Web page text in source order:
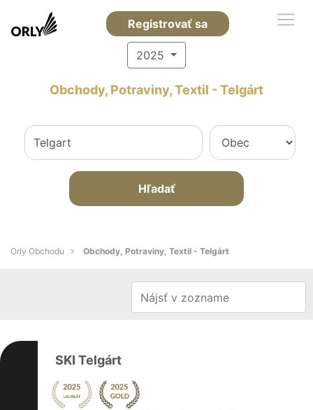
Registrovať sa
2025
Obchody, Potraviny, Textil - Telgárt
Hľadať
Orly Obchodu Obchody, Potraviny, Textil - Telgárt
SKI Telgárt